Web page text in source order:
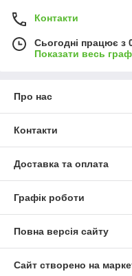
Контакти
Сьогодні працює з
Показати весь
Про нас
Контакти
Доставка та оплата
Графік роботи
Повна версія сайту
Сайт створено на